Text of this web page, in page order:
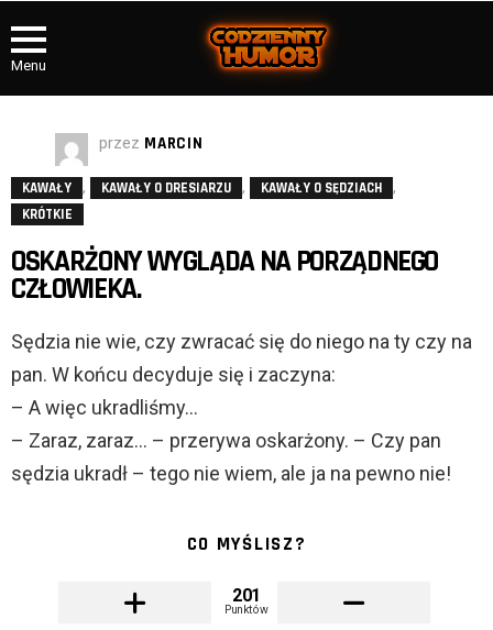
Menu
przez MARCIN
KAWAŁY , KAWAŁY O DRESIARZU , KAWAŁY O SĘDZIACH ,
KRÓTKIE
OSKARŻONY WYGLĄDA NA PORZĄDNEGO
CZŁOWIEKA.
Sędzia nie wie, czy zwracać się do niego na ty czy na
pan. W końcu decyduje się i zaczyna:
– A więc ukradliśmy…
– Zaraz, zaraz… – przerywa oskarżony. – Czy pan
sędzia ukradł – tego nie wiem, ale ja na pewno nie!
CO MYŚLISZ?
201
Punktów